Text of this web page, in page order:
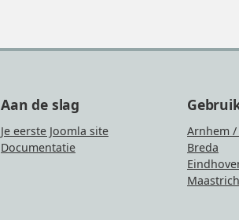
Aan de slag
Je eerste Joomla site
Documentatie
Arnhem
Breda